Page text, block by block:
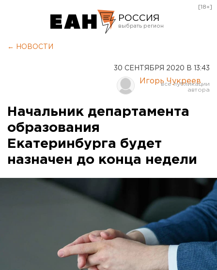
РОССИЯ
Курган
Оренбург
[18+]
← НОВОСТИ
30 СЕНТЯБРЯ 2020 В 13:43
Игорь Чукреев
Начальник департамента
образования
Екатеринбурга будет
назначен до конца недели